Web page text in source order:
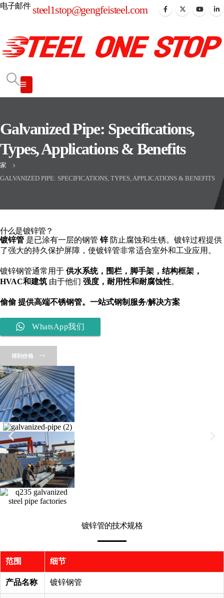
电子邮件 steel1stop@gengfeisteel.com
Galvanized Pipe: Specifications,
Types, Applications & Benefits
家
GALVANIZED PIPE: SPECIFICATIONS, TYPES, APPLICATIONS & BENEFITS
什么是镀锌管？
镀锌管 是已涂有一层的钢管 锌防止腐蚀和生锈。镀锌过程提供
了强大的持久保护屏障，使镀锌管非常适合室外和工业应用。
镀锌钢管通常用于 供水系统，围栏，脚手架，结构框架，
HVAC和建筑 由于他们 强度，耐用性和耐腐蚀性。
偷偷 提供高端不锈钢管。一站式钢制服务/解决方案
WhatsApp我们
得到价格
镀锌管的技术规格
范围 细节
产品名称 镀锌钢管